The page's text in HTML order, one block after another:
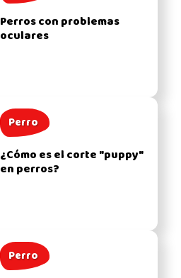
Perros con problemas
oculares
Perro
¿Cómo es el corte "puppy"
en perros?
Perro